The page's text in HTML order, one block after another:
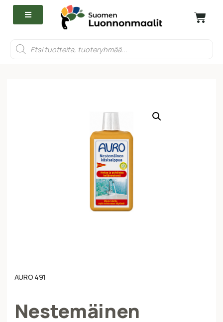
AURO 491
Nestemäinen